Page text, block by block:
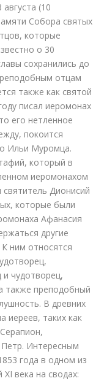
(10
Собора святых
которые
о 30
сохранились до
отцам
также как святой
писал иеромонах
его нетленное
покоится
Ильи Муромца.
который в
иеромонахом
Дионисий
которые были
Афанасия
другие
ним относятся
чудотворец,
также преподобный
В древних
иереев, таких как
Интересным
года в одном из
века на сводах: